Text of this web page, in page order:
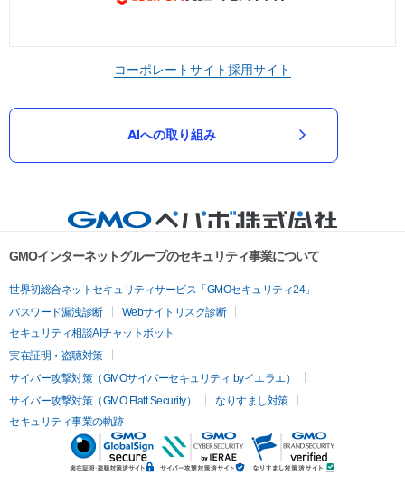
コーポレートサイト採用サイト
AIへの取り組み
GMOインターネットグループのセキュリティ事業について
世界初総合ネットセキュリティサービス「GMOセキュリティ24」
パスワード漏洩診断
Webサイトリスク診断
セキュリティ相談AIチャットボット
実在証明・盗聴対策
サイバー攻撃対策（GMOサイバーセキュリティ byイエラエ）
サイバー攻撃対策（GMO Flatt Security）
なりすまし対策
セキュリティ事業の軌跡